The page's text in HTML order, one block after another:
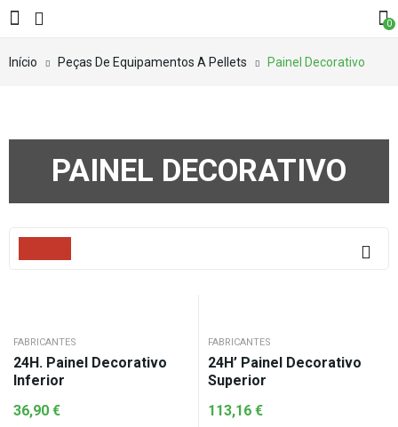
0
Início Peças De Equipamentos A Pellets Painel Decorativo
PAINEL DECORATIVO
FABRICANTES
24H. Painel Decorativo
Inferior
36,90 €
FABRICANTES
24H’ Painel Decorativo
Superior
113,16 €